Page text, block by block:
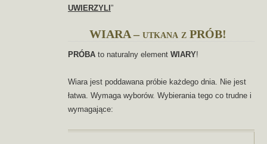
UWIERZYLI ”
WIARA – utkana z PRÓB!
PRÓBAto naturalny element WIARY!
Wiara jest poddawana próbie każdego dnia. Nie jest
łatwa. Wymaga wyborów. Wybierania tego co trudne i
wymagające: